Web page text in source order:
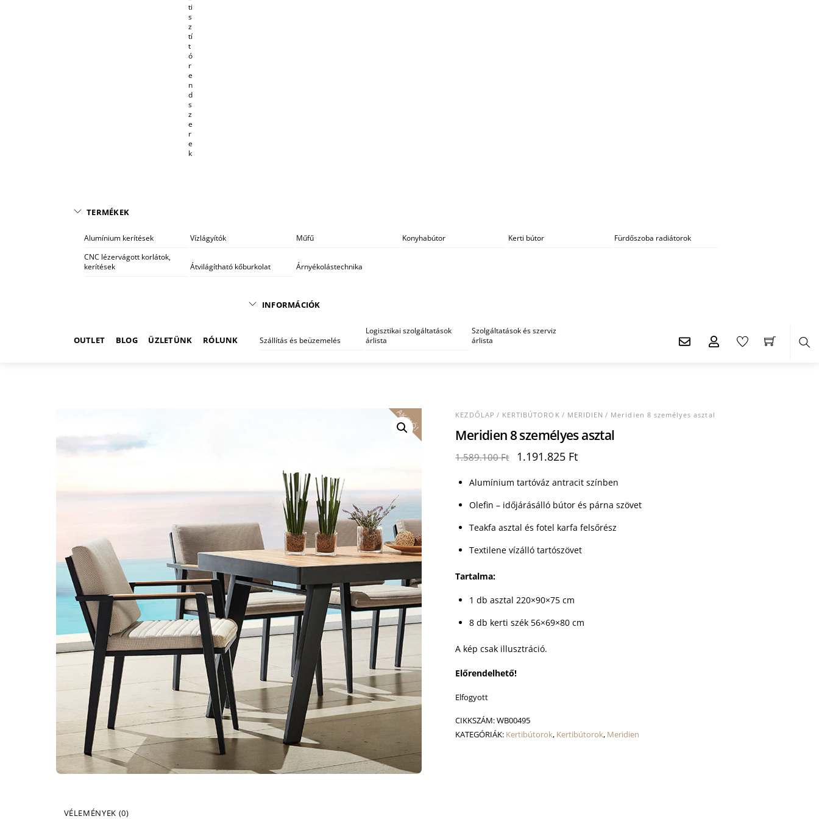
ti
s
z
tí
t
ó
r
e
n
d
s
z
e
r
e
k
TERMÉKEK
Alumínium kerítések Vízlágyítók Műfű Konyhabútor Kerti bútor
Fürdőszoba radiátorok
CNC lézervágott korlátok,
kerítések
Átvilágítható kőburkolat Árnyékolástechnika
OUTLET BLOG ÜZLETÜNK RÓLUNK
INFORMÁCIÓK
Szállítás és beüzemelés
Logisztikai szolgáltatások
árlista
Szolgáltatások és szerviz
árlista
AKCIÓ! KEZDŐLAP / KERTIBÚTOROK/ MERIDIEN / Meridien 8 személyes asztal
Meridien 8 személyes asztal
1.589.100Ft
Original
was:
1.589.100 Ft.
1.191.825 FtCurrent
is:
1.191.825 Ft.
Alumínium tartóváz antracit színben
Olefin – időjárásálló bútor és párna szövet
Teakfa asztal és fotel karfa felsőrész
Textilene vízálló tartószövet
Tartalma:
1 db asztal 220×90×75 cm
8 db kerti szék 56×69×80 cm
A kép csak illusztráció.
Előrendelhető!
Elfogyott
CIKKSZÁM:WB00495
KATEGÓRIÁK: Kertibútorok, Kertibútorok, Meridien
VÉLEMÉNYEK (0)